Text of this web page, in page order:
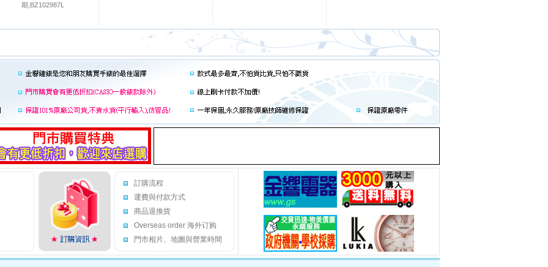
期,BZ102987L
訂購流程
運費與付款方式
商品退換貨
Overseas order 海外订购
門市相片、地圖與營業時間